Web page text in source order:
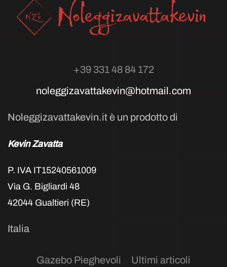
+39 331 48 84 172
noleggizavattakevin@hotmail.com
Noleggizavattakevin.it è un prodotto di
Kevin Zavatta
P. IVA IT15240561009
Via G. Bigliardi 48
42044 Gualtieri (RE)
Italia
Gazebo Pieghevoli Ultimi articoli